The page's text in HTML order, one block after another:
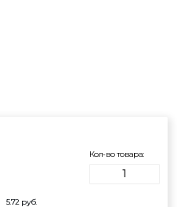
Кол-во товара:
5.72руб.